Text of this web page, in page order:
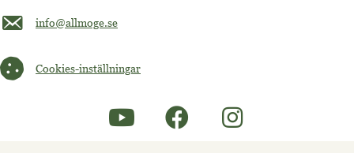
Maila oss på info@allmoge.se
info@allmoge.se
Cookies-inställningar
Cookies-inställningar